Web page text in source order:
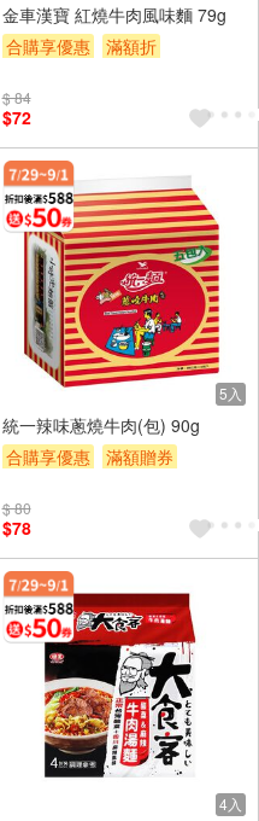
金車漢寶 紅燒牛肉風味麵 79g
合購享優惠
滿額折
$ 84
$72
5入
統一辣味蔥燒牛肉(包) 90g
合購享優惠
滿額贈券
$ 80
$78
4入